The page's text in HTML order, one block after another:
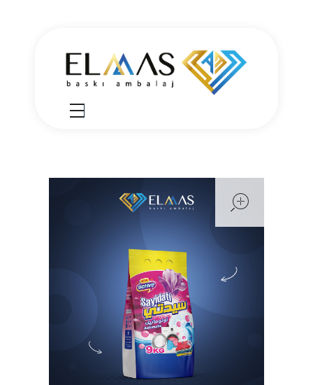
Elmas Ambalajشركة الماس امبلاج في تركيا مختصين في مجالي الطباعة والتغليف للعديد من المنتجات الغذائية والصناعية من رول التغليف وأكياس النايلون بسرعة واتقان وجودة عالية في التنفيذ ضمن أعلى المعايير العالمية وبأسعار منافسة